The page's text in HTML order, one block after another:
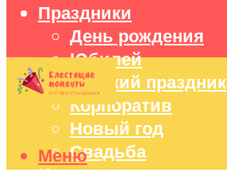
Праздники
День рождения
Юбилей
Детский праздник
Корпоратив
Новый год
Свадьба
Идеи подарков
Меню